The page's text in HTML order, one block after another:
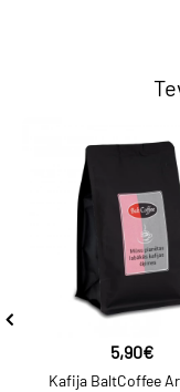
5,90€
Kafija BaltCoffee